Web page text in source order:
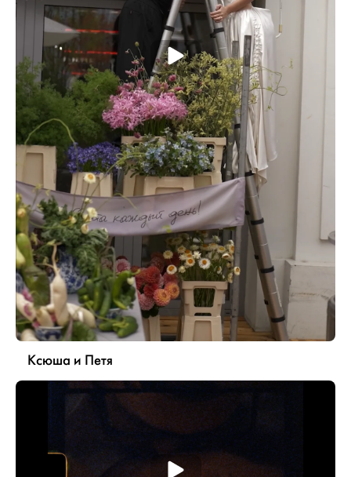
Ксюша и Петя